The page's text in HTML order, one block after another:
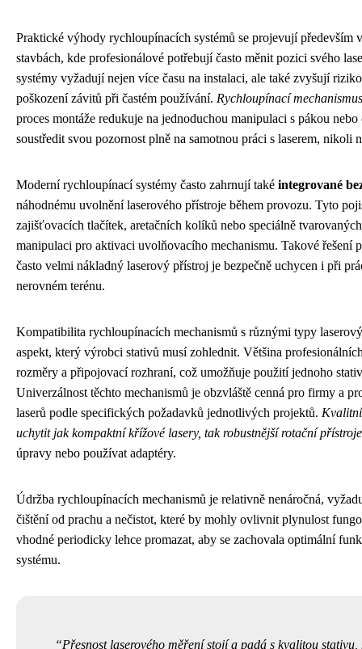
Praktické výhody rychloupínacích systémů se projevují především
stavbách, kde profesionálové potřebují často měnit pozici svého
systémy vyžadují nejen více času na instalaci, ale také zvyšují
poškození závitů při častém používání. Rychloupínací
proces montáže redukuje na jednoduchou manipulaci s pákou
soustředit svou pozornost plně na samotnou práci s laserem, nikoli
Moderní rychloupínací systémy často zahrnují také integrované
náhodnému uvolnění laserového přístroje během provozu. Tyto
zajišťovacích tlačítek, aretačních kolíků nebo speciálně
manipulaci pro aktivaci uvolňovacího mechanismu. Takové řešení
často velmi nákladný laserový přístroj je bezpečně uchycen i při
nerovném terénu.
Kompatibilita rychloupínacích mechanismů s různými typy
aspekt, který výrobci stativů musí zohlednit. Většina
rozměry a připojovací rozhraní, což umožňuje použití jednoho
Univerzálnost těchto mechanismů je obzvláště cenná pro firmy a
laserů podle specifických požadavků jednotlivých projektů.
uchytit jak kompaktní křížové lasery, tak robustnější rotační přístroje
úpravy nebo používat adaptéry.
Údržba rychloupínacích mechanismů je relativně nenáročná,
čištění od prachu a nečistot, které by mohly ovlivnit plynulost
vhodné periodicky lehce promazat, aby se zachovala optimální
systému.
Přesnost laserového měření stojí a padá s kvalitou